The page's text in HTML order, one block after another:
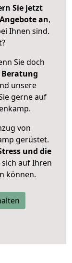
Sie jetzt
an,
Ihnen sind.
Sie doch
unsere
gerne auf
von
gerüstet.
und die
sich auf Ihren
können.